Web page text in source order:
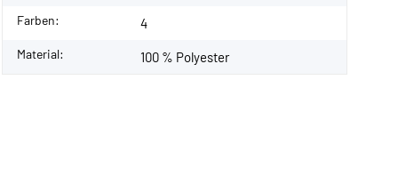
Farben: 4
Material: 100 % Polyester